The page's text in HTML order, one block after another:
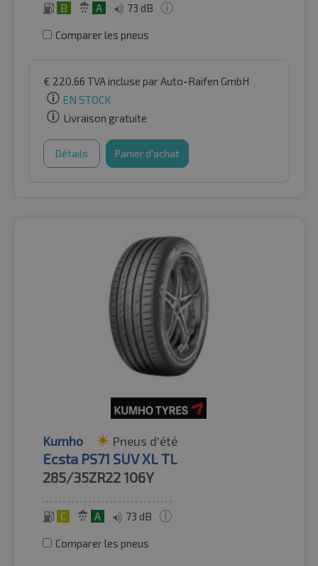
B A 73 dB
Comparer les pneus
€ 220.66 TVA incluse par Auto-Raifen GmbH
EN STOCK
Livraison gratuite
Détails Panier d'achat
Kumho Pneus d'été
Ecsta PS71 SUV XL TL
285/35ZR22106Y
C A 73 dB
Comparer les pneus